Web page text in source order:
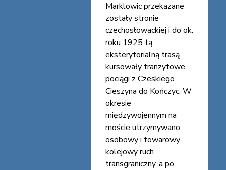
Marklowic przekazane
zostały stronie
czechosłowackiej i do ok.
roku 1925 tą
eksterytorialną trasą
kursowały tranzytowe
pociągi z Czeskiego
Cieszyna do Kończyc. W
okresie
międzywojennym na
moście utrzymywano
osobowy i towarowy
kolejowy ruch
transgraniczny, a po